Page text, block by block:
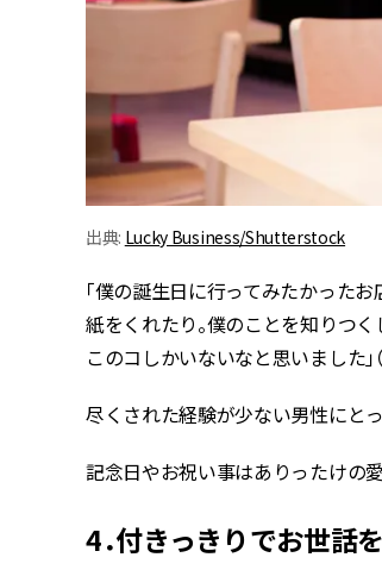
出典: Lucky Business/Shutterstock
「僕の誕生日に行ってみたかった
紙をくれたり。僕のことを知りつ
このコしかいないなと思いました」
尽くされた経験が少ない男性にと
記念日やお祝い事はありったけの
4．付きっきりでお世話